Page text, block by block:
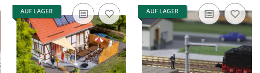
AUF LAGER AUF LAGER